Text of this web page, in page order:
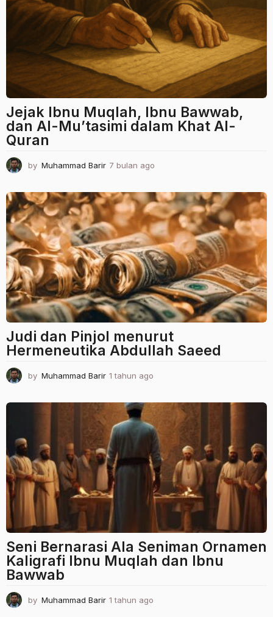
Jejak Ibnu Muqlah, Ibnu Bawwab,
dan Al-Mu’tasimi dalam Khat Al-
Quran
by Muhammad Barir 7 bulan ago
l
n
a
g
o
Judi dan Pinjol menurut
Hermeneutika Abdullah Saeed
by Muhammad Barir 1 tahun ago
h
n
a
g
o
Seni Bernarasi Ala Seniman Ornamen
Kaligrafi Ibnu Muqlah dan Ibnu
Bawwab
by Muhammad Barir 1 tahun ago